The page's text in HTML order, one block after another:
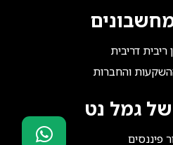
דריבית
והחברות
של גמל נט
פיננסים